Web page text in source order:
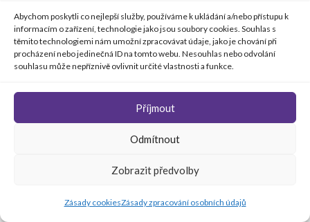
Abychom poskytli co nejlepší služby, používáme k ukládání a/nebo přístupu k
informacím o zařízení, technologie jako jsou soubory cookies. Souhlas s
těmito technologiemi nám umožní zpracovávat údaje, jako je chování při
procházení nebo jedinečná ID na tomto webu. Nesouhlas nebo odvolání
souhlasu může nepříznivě ovlivnit určité vlastnosti a funkce.
Příjmout
Odmítnout
Zobrazit předvolby
Zásady cookiesZásady zpracování osobních údajů
SVATEBNÍ PROSLOVY
SVATEBNÍ DARY
© Copyright 2008 - 2026 svetsvateb.cz a dodavatelé obsahu
Všechna práva vyhrazena
staráSoftmedia
souhlasu provozovatele zakázáno.